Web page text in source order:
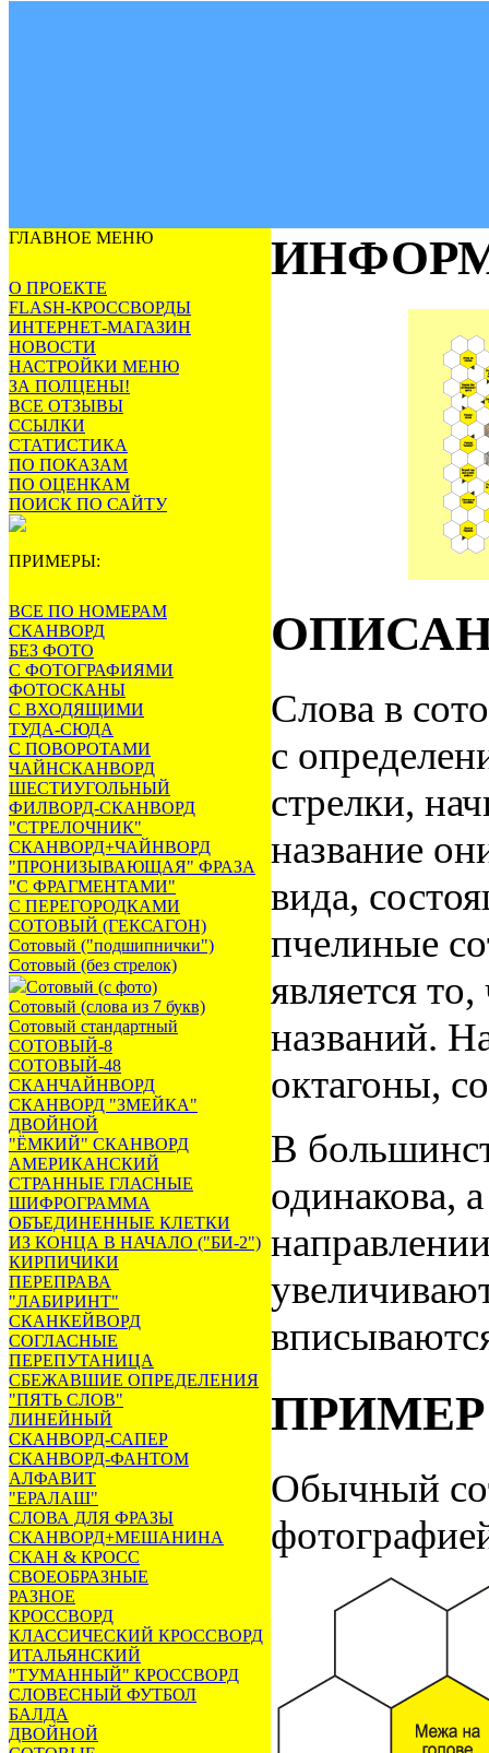
ГЛАВНОЕ МЕНЮ
О ПРОЕКТЕ
FLASH-КРОССВОРДЫ
ИНТЕРНЕТ-МАГАЗИН
НОВОСТИ
НАСТРОЙКИ МЕНЮ
ЗА ПОЛЦЕНЫ!
ВСЕ ОТЗЫВЫ
ССЫЛКИ
СТАТИСТИКА
ПО ПОКАЗАМ
ПО ОЦЕНКАМ
ПОИСК ПО САЙТУ
ПРИМЕРЫ:
ВСЕ ПО НОМЕРАМ
СКАНВОРД
БЕЗ ФОТО
С ФОТОГРАФИЯМИ
ФОТОСКАНЫ
С ВХОДЯЩИМИ
ТУДА-СЮДА
С ПОВОРОТАМИ
ЧАЙНСКАНВОРД
ШЕСТИУГОЛЬНЫЙ
ФИЛВОРД-СКАНВОРД
"СТРЕЛОЧНИК"
СКАНВОРД+ЧАЙНВОРД
"ПРОНИЗЫВАЮЩАЯ" ФРАЗА
"С ФРАГМЕНТАМИ"
С ПЕРЕГОРОДКАМИ
СОТОВЫЙ (ГЕКСАГОН)
Сотовый ("подшипнички")
Сотовый (без стрелок)
Сотовый (с фото)
Сотовый (слова из 7 букв)
Сотовый стандартный
СОТОВЫЙ-8
СОТОВЫЙ-48
СКАНЧАЙНВОРД
СКАНВОРД "ЗМЕЙКА"
ДВОЙНОЙ
"ЁМКИЙ" СКАНВОРД
АМЕРИКАНСКИЙ
СТРАННЫЕ ГЛАСНЫЕ
ШИФРОГРАММА
ОБЪЕДИНЕННЫЕ КЛЕТКИ
ИЗ КОНЦА В НАЧАЛО ("БИ-2")
КИРПИЧИКИ
ПЕРЕПРАВА
"ЛАБИРИНТ"
СКАНКЕЙВОРД
СОГЛАСНЫЕ
ПЕРЕПУТАНИЦА
СБЕЖАВШИЕ ОПРЕДЕЛЕНИЯ
"ПЯТЬ СЛОВ"
ЛИНЕЙНЫЙ
СКАНВОРД-САПЕР
СКАНВОРД-ФАНТОМ
АЛФАВИТ
"ЕРАЛАШ"
СЛОВА ДЛЯ ФРАЗЫ
СКАНВОРД+МЕШАНИНА
СКАН & КРОСС
СВОЕОБРАЗНЫЕ
РАЗНОЕ
КРОССВОРД
КЛАССИЧЕСКИЙ КРОССВОРД
ИТАЛЬЯНСКИЙ
"ТУМАННЫЙ" КРОССВОРД
СЛОВЕСНЫЙ ФУТБОЛ
БАЛДА
ДВОЙНОЙ
Слова в
с
стрелки,
название
вида,
пчелиные
является
названий.
октагоны,
В
одинакова,
ПРИМЕР
Обычный